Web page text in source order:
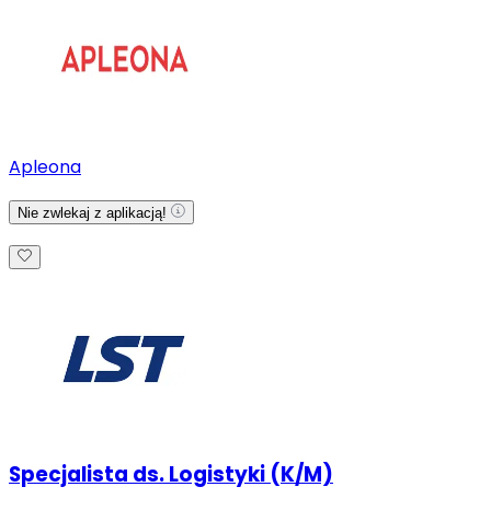
Apleona
Nie zwlekaj z aplikacją!
Specjalista ds. Logistyki (K/M)